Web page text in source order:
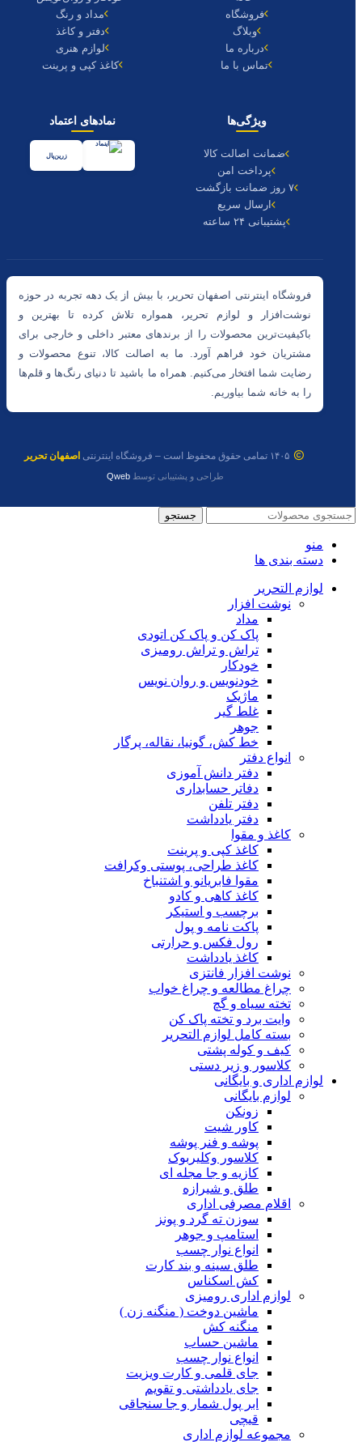
فروشگاه
وبلاگ
درباره ما
تماس با ما
مداد و رنگ
دفتر و کاغذ
لوازم هنری
کاغذ کپی و پرینت
ویژگی‌ها
ضمانت اصالت کالا
پرداخت امن
۷ روز ضمانت بازگشت
ارسال سریع
پشتیبانی ۲۴ ساعته
نمادهای اعتماد
زرین‌پال
فروشگاه اینترنتی اصفهان تحریر، با بیش از یک دهه تجربه در حوزه
نوشت‌افزار و لوازم تحریر، همواره تلاش کرده تا بهترین و
باکیفیت‌ترین محصولات را از برندهای معتبر داخلی و خارجی برای
مشتریان خود فراهم آورد. ما به اصالت کالا، تنوع محصولات و
رضایت شما افتخار می‌کنیم. همراه ما باشید تا دنیای رنگ‌ها و قلم‌ها
را به خانه شما بیاوریم.
۱۴۰۵ تمامی حقوق محفوظ است – فروشگاه اینترنتی اصفهان تحریر
طراحی و پشتیبانی توسطQweb
جستجو
منو
دسته بندی ها
لوازم التحریر
نوشت افزار
مداد
پاک کن و پاک کن اتودی
تراش و تراش رومیزی
خودکار
خودنویس و روان نویس
ماژیک
غلط گیر
جوهر
خط کش، گونیا، نقاله، پرگار
انواع دفتر
دفتر دانش آموزی
دفاتر حسابداری
دفتر تلفن
دفتر یادداشت
کاغذ و مقوا
کاغذ کپی و پرینت
کاغذ طراحی، پوستی وکرافت
مقوا فابریانو و اشتنباخ
کاغذ کاهی و کادو
برچسب و استیکر
پاکت نامه و پول
رول فکس و حرارتی
کاغذ یادداشت
نوشت افزار فانتزی
چراغ مطالعه و چراغ خواب
تخته سیاه و گچ
وایت برد و تخته پاک کن
بسته کامل لوازم التحریر
کیف و کوله پشتی
کلاسور و زیر دستی
لوازم اداری و بایگانی
لوازم بایگانی
زونکن
کاور شیت
پوشه و فنر پوشه
کلاسور وکلیربوک
کازیه و جا مجله ای
طلق و شیرازه
اقلام مصرفی اداری
سوزن ته گرد و پونز
استامپ و جوهر
انواع نوار چسب
طلق سینه و بند کارت
کش اسکناس
لوازم اداری رومیزی
ماشین دوخت ( منگنه زن )
منگنه کش
ماشین حساب
انواع نوار چسب
جای قلمی و کارت ویزیت
جای یادداشتی و تقویم
ابر پول شمار و جا سنجاقی
قیچی
مجموعه لوازم اداری